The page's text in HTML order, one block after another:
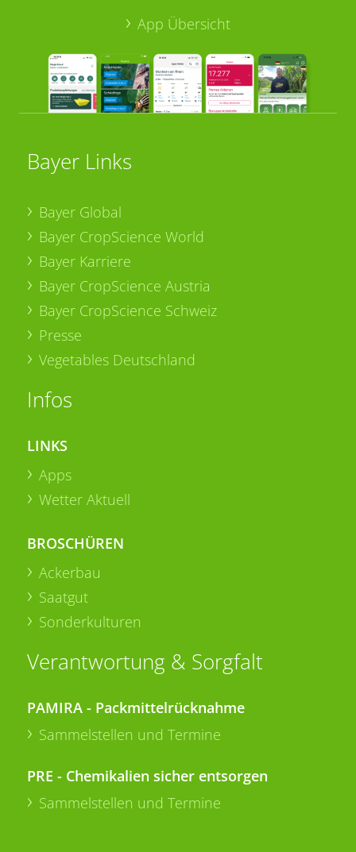
App Übersicht
Bayer Links
Bayer Global
Bayer CropScience World
Bayer Karriere
Bayer CropScience Austria
Bayer CropScience Schweiz
Presse
Vegetables Deutschland
Infos
LINKS
Apps
Wetter Aktuell
BROSCHÜREN
Ackerbau
Saatgut
Sonderkulturen
Verantwortung & Sorgfalt
PAMIRA - Packmittelrücknahme
Sammelstellen und Termine
PRE - Chemikalien sicher entsorgen
Sammelstellen und Termine